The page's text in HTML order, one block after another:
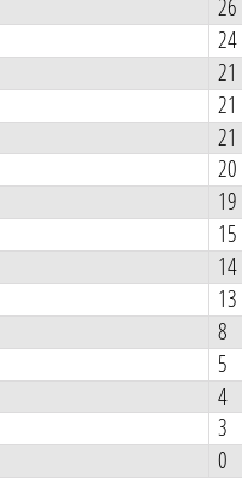
26
24
21
21
21
20
19
15
14
13
8
5
4
3
0